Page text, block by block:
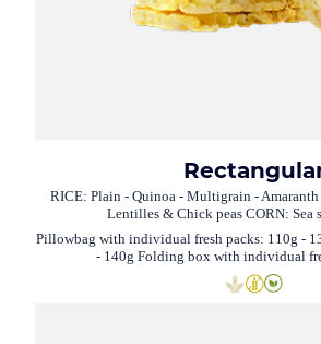
RICE: Plain - Quinoa - Multigrain - Amaranth
Lentilles & Chick peas CORN: Sea
Pillowbag with individual fresh packs: 110g -
- 140g Folding box with individual